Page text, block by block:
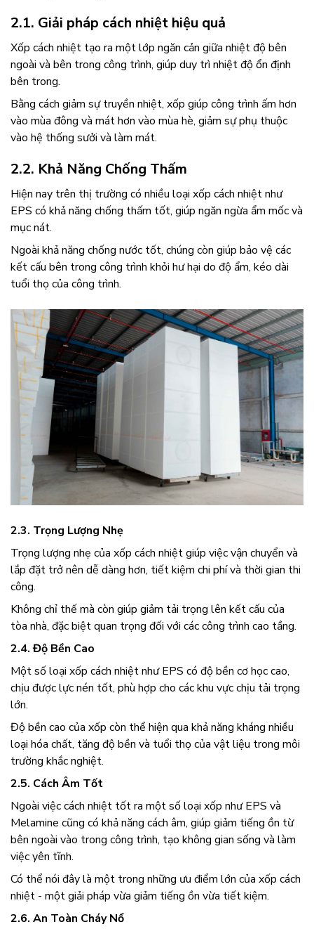
2.1. Giải pháp cách nhiệt hiệu quả
Xốp cách nhiệt tạo ra một lớp ngăn cản giữa nhiệt độ bên
ngoài và bên trong công trình, giúp duy trì nhiệt độ ổn định
bên trong.
Bằng cách giảm sự truyền nhiệt, xốp giúp công trình ấm hơn
vào mùa đông và mát hơn vào mùa hè, giảm sự phụ thuộc
vào hệ thống sưởi và làm mát.
2.2. Khả Năng Chống Thấm
Hiện nay trên thị trường có nhiều loại xốp cách nhiệt như
EPS có khả năng chống thấm tốt, giúp ngăn ngừa ẩm mốc và
mục nát.
Ngoài khả năng chống nước tốt, chúng còn giúp bảo vệ các
kết cấu bên trong công trình khỏi hư hại do độ ẩm, kéo dài
tuổi thọ của công trình.
2.3. Trọng Lượng Nhẹ
Trọng lượng nhẹ của xốp cách nhiệt giúp việc vận chuyển và
lắp đặt trở nên dễ dàng hơn, tiết kiệm chi phí và thời gian thi
công.
Không chỉ thế mà còn giúp giảm tải trọng lên kết cấu của
tòa nhà, đặc biệt quan trọng đối với các công trình cao tầng.
2.4. Độ Bền Cao
Một số loại xốp cách nhiệt như EPS có độ bền cơ học cao,
chịu được lực nén tốt, phù hợp cho các khu vực chịu tải trọng
lớn.
Độ bền cao của xốp còn thể hiện qua khả năng kháng nhiều
loại hóa chất, tăng độ bền và tuổi thọ của vật liệu trong môi
trường khắc nghiệt.
2.5. Cách Âm Tốt
Ngoài việc cách nhiệt tốt ra một số loại xốp như EPS và
Melamine cũng có khả năng cách âm, giúp giảm tiếng ồn từ
bên ngoài vào trong công trình, tạo không gian sống và làm
việc yên tĩnh.
Có thể nói đây là một trong những ưu điểm lớn của xốp cách
nhiệt - một giải pháp vừa giảm tiếng ồn vừa tiết kiệm.
2.6. An Toàn Cháy Nổ